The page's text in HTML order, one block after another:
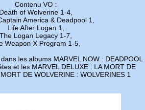
Contenu VO :
Death of Wolverine 1-4,
America & Deadpool 1,
Life After Logan 1,
The Logan Legacy 1-7,
Weapon X Program 1-5,
les albums MARVEL NOW : DEADPOOL
et les MARVEL DELUXE : LA MORT DE
DE WOLVERINE : WOLVERINES 1